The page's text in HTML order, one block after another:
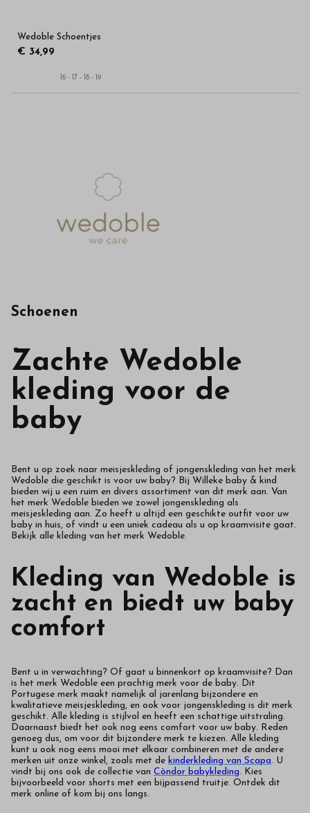
Wedoble Schoentjes
€ 34,99
16 - 17 - 18 - 19
Schoenen
Zachte Wedoble
kleding voor de
baby
Bent u op zoek naar meisjeskleding of jongenskleding van het merk
Wedoble die geschikt is voor uw baby? Bij Willeke baby & kind
bieden wij u een ruim en divers assortiment van dit merk aan. Van
het merk Wedoble bieden we zowel jongenskleding als
meisjeskleding aan. Zo heeft u altijd een geschikte outfit voor uw
baby in huis, of vindt u een uniek cadeau als u op kraamvisite gaat.
Bekijk alle kleding van het merk Wedoble.
Kleding van Wedoble is
zacht en biedt uw baby
comfort
Bent u in verwachting? Of gaat u binnenkort op kraamvisite? Dan
is het merk Wedoble een prachtig merk voor de baby. Dit
Portugese merk maakt namelijk al jarenlang bijzondere en
kwalitatieve meisjeskleding, en ook voor jongenskleding is dit merk
geschikt. Alle kleding is stijlvol en heeft een schattige uitstraling.
Daarnaast biedt het ook nog eens comfort voor uw baby. Reden
genoeg dus, om voor dit bijzondere merk te kiezen. Alle kleding
kunt u ook nog eens mooi met elkaar combineren met de andere
merken uit onze winkel, zoals met de kinderkleding van Scapa. U
vindt bij ons ook de collectie van Còndor babykleding. Kies
bijvoorbeeld voor shorts met een bijpassend truitje. Ontdek dit
merk online of kom bij ons langs.